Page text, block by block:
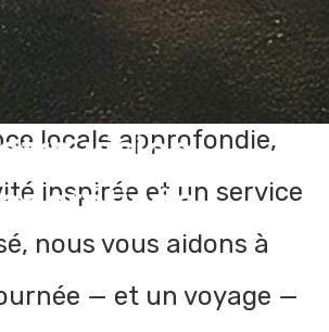
vision,
être aussi unique que
célèbre. Grâce à une
locale approfondie,
inspirée et un service
nous vous aidons à
— et un voyage —